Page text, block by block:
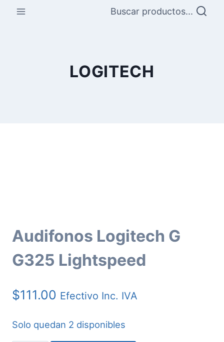
Saltar
Buscar productos...
LOGITECH
Audifonos Logitech G
G325 Lightspeed
$111.00 Efectivo Inc. IVA
Solo quedan 2 disponibles